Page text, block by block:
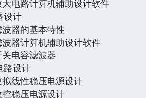
路计算机辅助设计软件
计
的基本特性
计算机辅助设计软件
容滤波器
设计
性稳压电源设计
压电源设计